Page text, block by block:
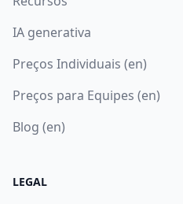
IA generativa
Preços Individuais (en)
Preços para Equipes (en)
Blog (en)
LEGAL